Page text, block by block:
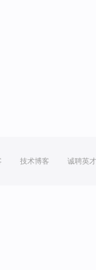
技术博客 诚聘英才